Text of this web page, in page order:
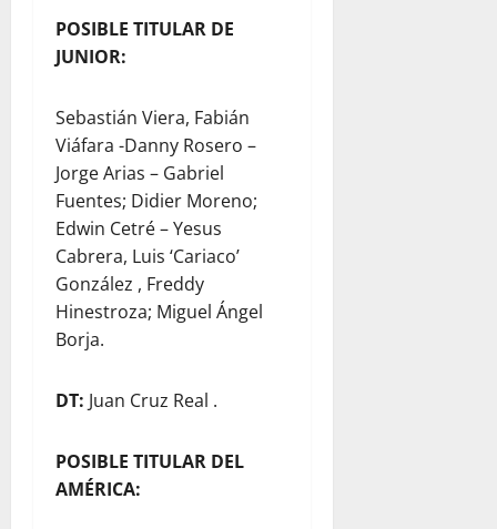
POSIBLE TITULAR DE
JUNIOR:
Sebastián Viera, Fabián
Viáfara -Danny Rosero –
Jorge Arias – Gabriel
Fuentes; Didier Moreno;
Edwin Cetré – Yesus
Cabrera, Luis ‘Cariaco’
González , Freddy
Hinestroza; Miguel Ángel
Borja.
DT: Juan Cruz Real .
POSIBLE TITULAR DEL
AMÉRICA: